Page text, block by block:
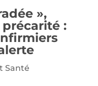
»,
:
Santé